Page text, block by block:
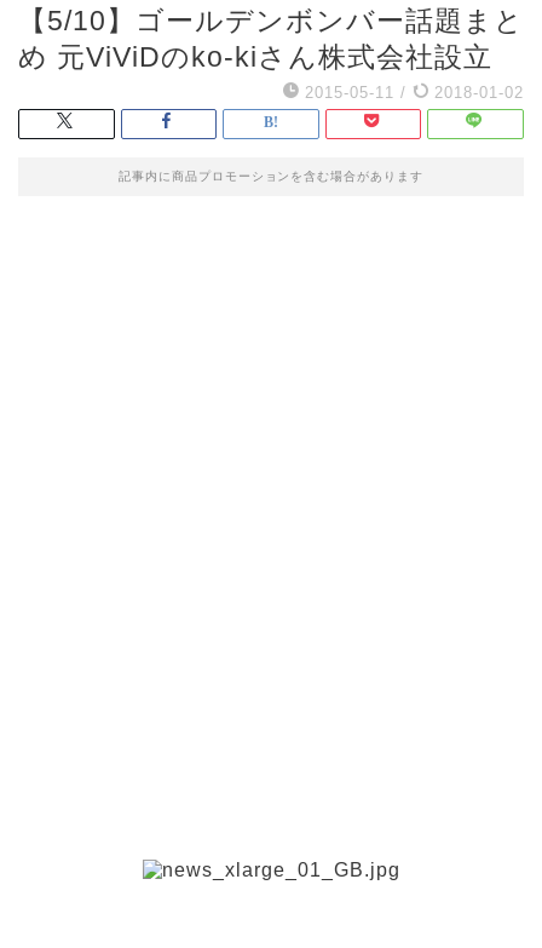
【5/10】ゴールデンボンバー話題まと
め 元ViViDのko-kiさん株式会社設立
2015-05-11 / 2018-01-02
記事内に商品プロモーションを含む場合があります